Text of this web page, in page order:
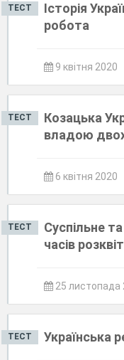
ТЕСТ
Історія
робота
9 квітня 2020
ТЕСТ
Козацька
владою двох
6 квітня 2020
ТЕСТ
Суспільне
часів
25 листопада
ТЕСТ Українська